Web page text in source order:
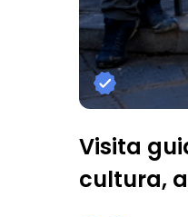
Visita
cultura,